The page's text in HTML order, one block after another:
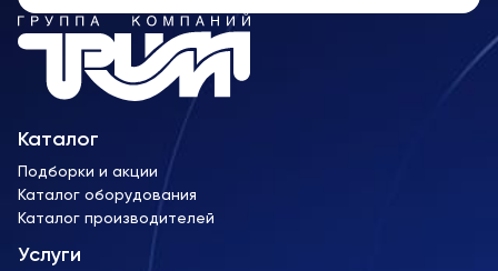
Каталог
Подборки и акции
Каталог оборудования
Каталог производителей
Услуги